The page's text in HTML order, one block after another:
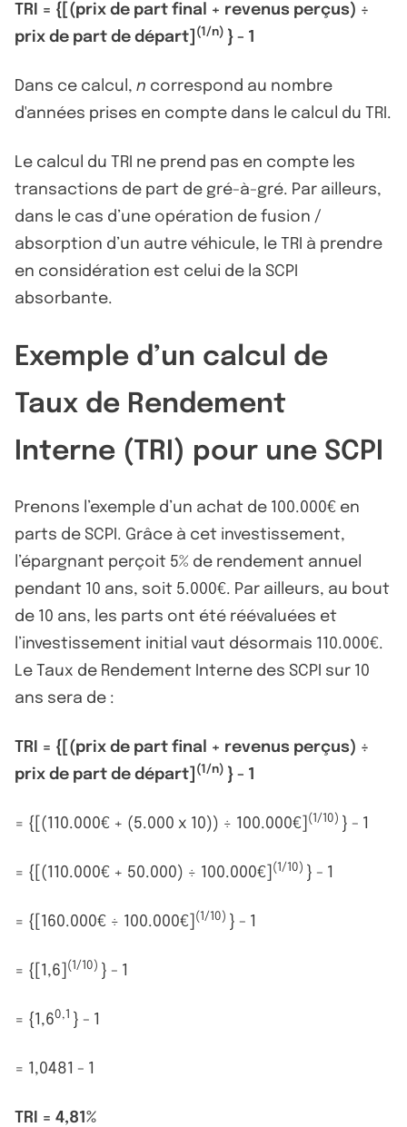
TRI = {[(prix de part final + revenus perçus) ÷
prix de part de départ]
(1/n) } - 1
Dans ce calcul, n correspond au nombre
d'années prises en compte dans le calcul du TRI.
Le calcul du TRI ne prend pas en compte les
transactions de part de gré-à-gré. Par ailleurs,
dans le cas d’une opération de fusion /
absorption d’un autre véhicule, le TRI à prendre
en considération est celui de la SCPI
absorbante.
Exemple d’un calcul de
Taux de Rendement
Interne (TRI) pour une SCPI
Prenons l’exemple d’un achat de 100.000€ en
parts de SCPI. Grâce à cet investissement,
l’épargnant perçoit 5% de rendement annuel
pendant 10 ans, soit 5.000€. Par ailleurs, au bout
de 10 ans, les parts ont été réévaluées et
l’investissement initial vaut désormais 110.000€.
Le Taux de Rendement Interne des SCPI sur 10
ans sera de :
TRI = {[(prix de part final + revenus perçus) ÷
prix de part de départ]
(1/n) } - 1
= {[(110.000€ + (5.000 x 10)) ÷ 100.000€] (1/10) } - 1
= {[(110.000€ + 50.000) ÷ 100.000€] (1/10) } - 1
= {[160.000€ ÷ 100.000€] (1/10) } - 1
= {[1,6] (1/10) } - 1
= {1,60,1 } - 1
= 1,0481 - 1
TRI = 4,81%